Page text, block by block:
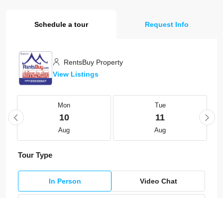
Schedule a tour Request Info
RentsBuy Property
View Listings
Mon
10
Aug
Tue
11
Aug
Tour Type
In Person Video Chat